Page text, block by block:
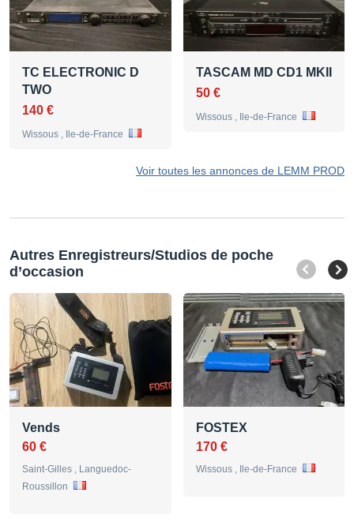
TC ELECTRONIC D
TWO
140 €
Wissous , Ile-de-France
TASCAM MD CD1 MKII
50 €
Wissous , Ile-de-France
Voir toutes les annonces de LEMM PROD
Autres Enregistreurs/Studios de poche
d’occasion
Vends
60 €
Saint-Gilles , Languedoc-
Roussillon
FOSTEX
170 €
Wissous , Ile-de-France